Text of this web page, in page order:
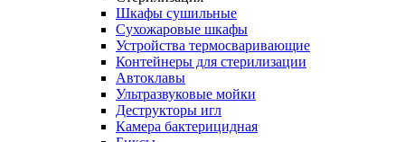
Шкафы сушильные
Сухожаровые шкафы
Устройства термосваривающие
Контейнеры для стерилизации
Автоклавы
Ультразвуковые мойки
Деструкторы игл
Камера бактерицидная